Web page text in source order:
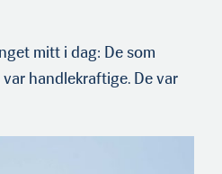
mitt i dag: De som
handlekraftige. De var